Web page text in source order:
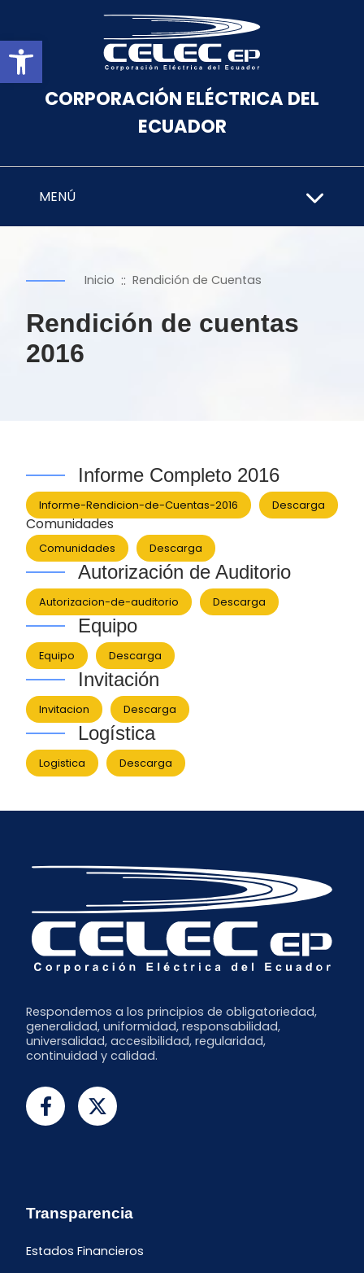
Abrir barra de herramientas
CORPORACIÓN ELÉCTRICA DEL
ECUADOR
MENÚ
Inicio :: Rendición de Cuentas
Rendición de cuentas
2016
Informe Completo 2016
Informe-Rendicion-de-Cuentas-2016 Descarga
Comunidades
Comunidades Descarga
Autorización de Auditorio
Autorizacion-de-auditorio Descarga
Equipo
Equipo Descarga
Invitación
Invitacion Descarga
Logística
Logistica Descarga
Respondemos a los principios de obligatoriedad,
generalidad, uniformidad, responsabilidad,
universalidad, accesibilidad, regularidad,
continuidad y calidad.
Transparencia
Estados Financieros